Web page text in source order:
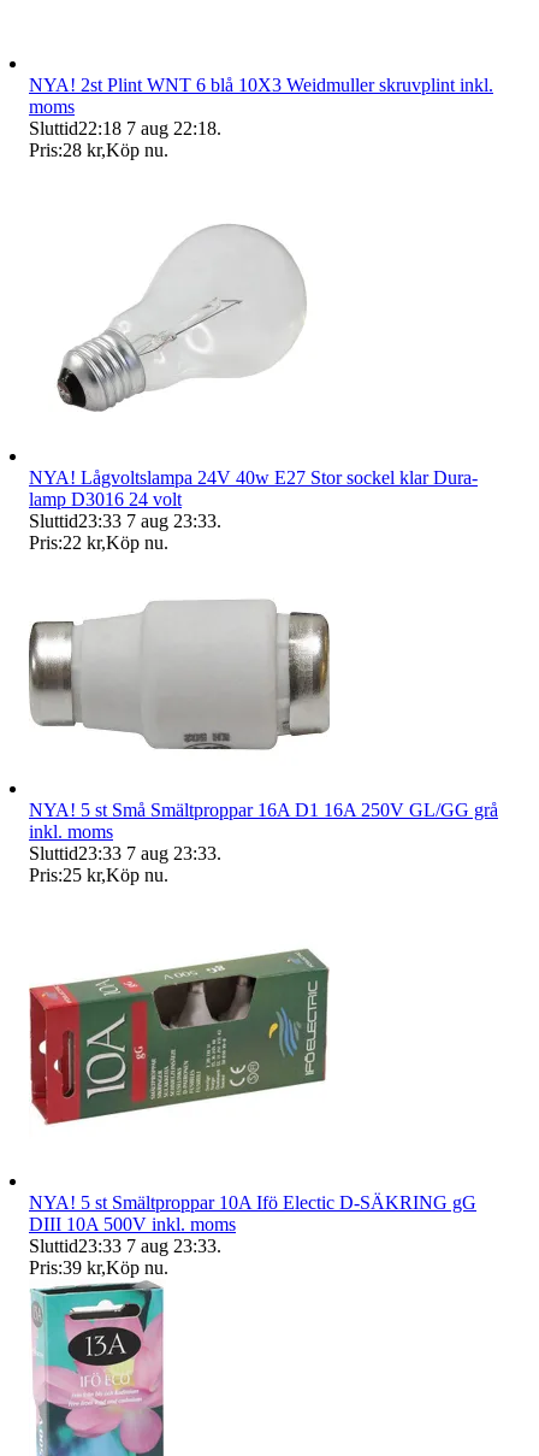
NYA! 2st Plint WNT 6 blå 10X3 Weidmuller skruvplint inkl.
moms
Sluttid22:18 7 aug 22:18.
Pris:28 kr,Köp nu.
NYA! Lågvoltslampa 24V 40w E27 Stor sockel klar Dura-
lamp D3016 24 volt
Sluttid23:33 7 aug 23:33.
Pris:22 kr,Köp nu.
NYA! 5 st Små Smältproppar 16A D1 16A 250V GL/GG grå
inkl. moms
Sluttid23:33 7 aug 23:33.
Pris:25 kr,Köp nu.
NYA! 5 st Smältproppar 10A Ifö Electic D-SÄKRING gG
DIII 10A 500V inkl. moms
Sluttid23:33 7 aug 23:33.
Pris:39 kr,Köp nu.